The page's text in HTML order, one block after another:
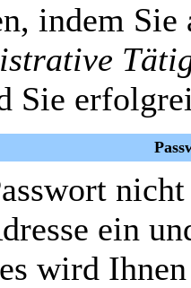
indem
Sie
ein
wird